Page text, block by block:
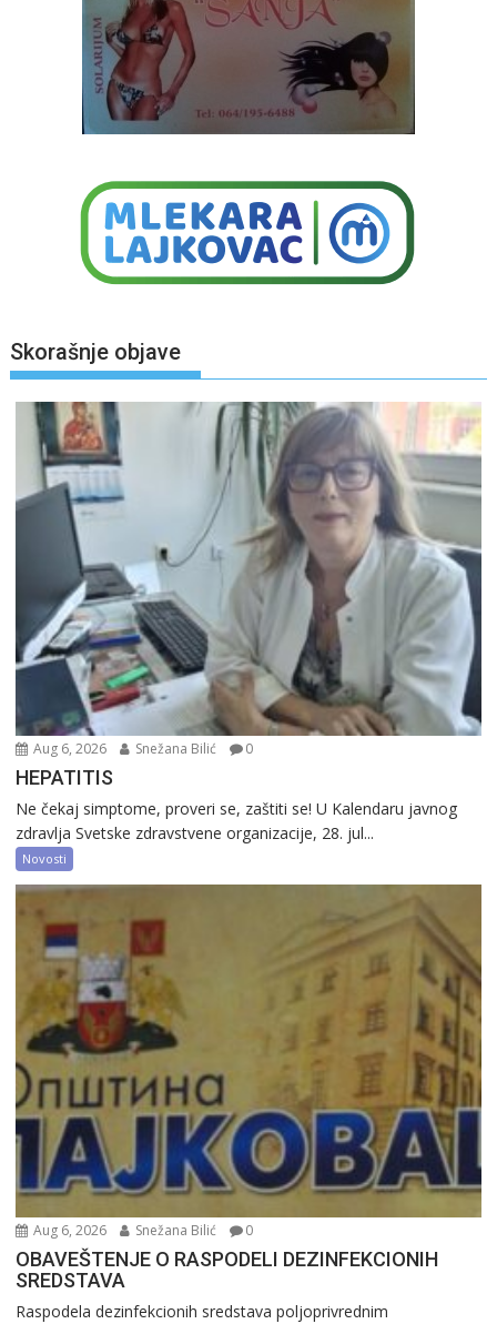
Skorašnje objave
Aug 6, 2026 Snežana Bilić 0
HEPATITIS
Ne čekaj simptome, proveri se, zaštiti se! U Kalendaru javnog
zdravlja Svetske zdravstvene organizacije, 28. jul...
Novosti
Aug 6, 2026 Snežana Bilić 0
OBAVEŠTENJE O RASPODELI DEZINFEKCIONIH
SREDSTAVA
Raspodela dezinfekcionih sredstava poljoprivrednim